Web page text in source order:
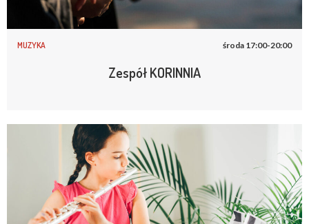
MUZYKA środa 17:00-20:00
Zespół KORINNIA